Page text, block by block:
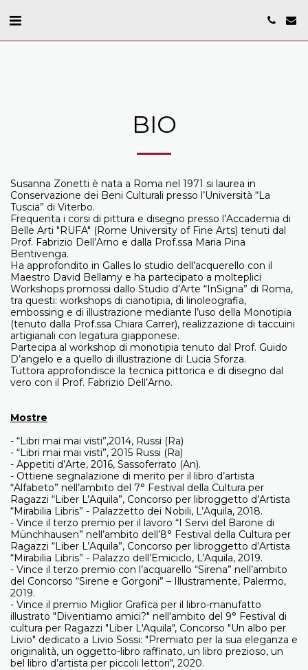
BIO
Susanna Zonetti è nata a Roma nel 1971 si laurea in
Conservazione dei Beni Culturali presso l’Università “La
Tuscia” di Viterbo.
Frequenta i corsi di pittura e disegno presso l’Accademia di
Belle Arti "RUFA" (Rome University of Fine Arts) tenuti dal
Prof. Fabrizio Dell’Arno e dalla Prof.ssa Maria Pina
Bentivenga.
Ha approfondito in Galles lo studio dell’acquerello con il
Maestro David Bellamy e ha partecipato a molteplici
Workshops promossi dallo Studio d’Arte “InSigna” di Roma,
tra questi: workshops di cianotipia, di linoleografia,
embossing e di illustrazione mediante l’uso della Monotipia
(tenuto dalla Prof.ssa Chiara Carrer), realizzazione di taccuini
artigianali con legatura giapponese.
Partecipa al workshop di monotipia tenuto dal Prof. Guido
D’angelo e a quello di illustrazione di Lucia Sforza.
Tuttora approfondisce la tecnica pittorica e di disegno dal
vero con il Prof. Fabrizio Dell’Arno.
Mostre
- “Libri mai mai visti”,2014, Russi (Ra)
- “Libri mai mai visti”, 2015 Russi (Ra)
- Appetiti d’Arte, 2016, Sassoferrato (An).
- Ottiene segnalazione di merito per il libro d’artista
“Alfabeto” nell’ambito del 7° Festival della Cultura per
Ragazzi “Liber L’Aquila”, Concorso per libroggetto d’Artista
“Mirabilia Libris” - Palazzetto dei Nobili, L’Aquila, 2018.
- Vince il terzo premio per il lavoro “I Servi del Barone di
Münchhausen” nell’ambito dell’8° Festival della Cultura per
Ragazzi “Liber L’Aquila”, Concorso per libroggetto d’Artista
“Mirabilia Libris” - Palazzo dell’Emiciclo, L’Aquila, 2019.
- Vince il terzo premio con l’acquarello “Sirena” nell’ambito
del Concorso “Sirene e Gorgoni” – Illustramente, Palermo,
2019.
- Vince il premio Miglior Grafica per il libro-manufatto
illustrato "Diventiamo amici?" nell'ambito del 9° Festival di
cultura per Ragazzi "Liber L'Aquila", Concorso "Un albo per
Livio" dedicato a Livio Sossi: "Premiato per la sua eleganza e
originalità, un oggetto-libro raffinato, un libro prezioso, un
bel libro d’artista per piccoli lettori", 2020.